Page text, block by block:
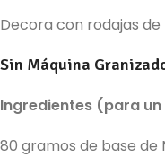
Decora con rodajas
Sin Máquina
Ingredientes (para un
80 gramos de base de